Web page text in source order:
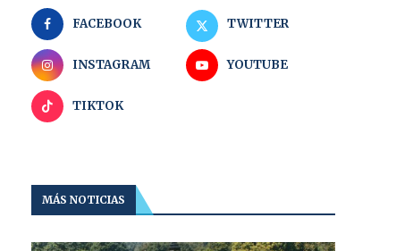
FACEBOOK TWITTER
INSTAGRAM YOUTUBE
TIKTOK
MÁS NOTICIAS